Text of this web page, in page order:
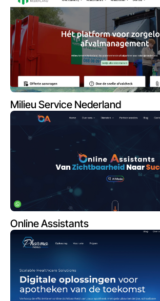
Milieu Service Nederland
Online Assistants